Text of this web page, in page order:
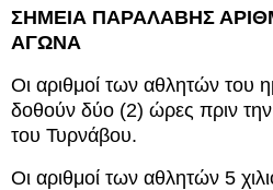
ΣΗΜΕΙΑ ΠΑΡΑΛΑΒΗΣ
ΑΓΩΝΑ
Οι αριθμοί των αθλητών του
δοθούν δύο (2) ώρες πριν την
του Τυρνάβου.
Οι αριθμοί των αθλητών 5